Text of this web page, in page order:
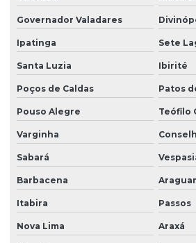
Motor elétrico para ponte rolante
Motor para ponte rolante
Motor redutor para ponte rolante
Movimentação de cargas laner
Painel elétrico para ponte rolante
Painel elétrico para talha
Peças para ponte rolante
Peças para ponte rolante swf
Peças para pontes rolantes de qualquer
Governador Valadares
Ipatinga Sete
Santa Luzia Ibirité
Poços de Caldas Patos
Pouso Alegre Teófilo
Varginha
Sabará
Barbacena
Itabira Passos
Nova Lima Araxá